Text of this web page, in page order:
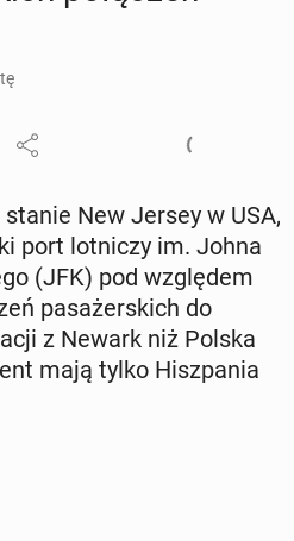
New Jersey w USA,
port lot­ni­czy im. Johna
(JFK) pod wzglę­dem
pa­sa­żer­skich do
z Newark niż Polska
mają tylko Hisz­pa­nia